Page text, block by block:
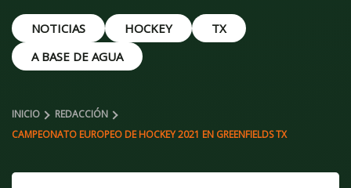
HOCKEY
NOTICIAS
TX
A BASE DE AGUA
INICIO
REDACCIÓN
CAMPEONATO EUROPEO DE HOCKEY 2021 EN GREENFIELDS TX